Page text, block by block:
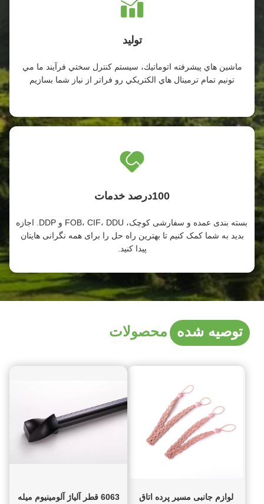
تولید
ماشين هاي پیشرفته اتوماتيك، سيستم کنترل سختي فرآیند ما مي
تونيم تمام ترمينال هاي الکتريکي رو فراتر از نياز شما بسازيم
100درصد خدمات
بسته بندی عمده و سفارشی کوچک، FOB، CIF، DDU و DDP. اجازه
بدید به شما کمک کنیم تا بهترین راه حل را برای همه نگرانی هایتان
پیدا کنید.
توصیه شده محصولات
لوازم جانبی مسیر پرده اتاق 6063 قطر آلیاژ آلومینیوم میله